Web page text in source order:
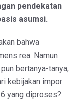
pendekatan
asumsi.
bahwa
rea. Namun
bertanya-tanya,
kebijakan impor
yang diproses?